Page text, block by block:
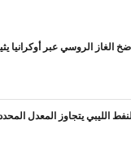
الغاز الروسي عبر أوكرانيا
الليبي يتجاوز المعدل المحدد